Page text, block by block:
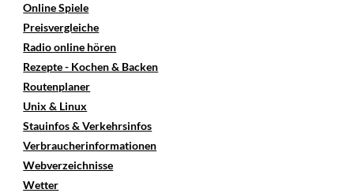
Online Spiele
Preisvergleiche
Radio online hören
Rezepte - Kochen & Backen
Routenplaner
Unix & Linux
Stauinfos & Verkehrsinfos
Verbraucherinformationen
Webverzeichnisse
Wetter